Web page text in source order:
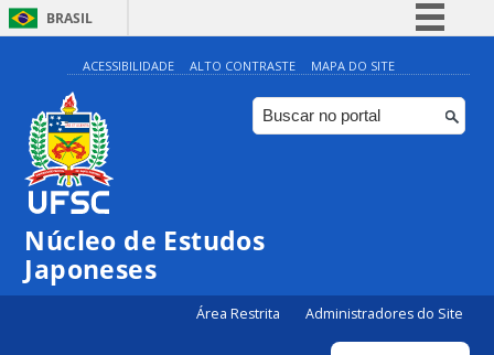
BRASIL
Simplifique!
Comunica BR
Participe
ACESSIBILIDADE ALTO CONTRASTE MAPA DO SITE
Núcleo de Estudos
Japoneses
Área Restrita Administradores do Site